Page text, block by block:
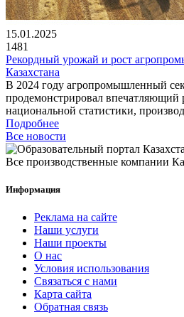
15.01.2025
1481
Рекордный урожай и рост
Казахстана
В 2024 году агропромышленный
продемонстрировал
национальной статистики,
Подробнее
Все новости
Все производственные компании
Информация
Реклама на сайте
Наши услуги
Наши проекты
О нас
Условия использования
Связаться с нами
Карта сайта
Обратная связь